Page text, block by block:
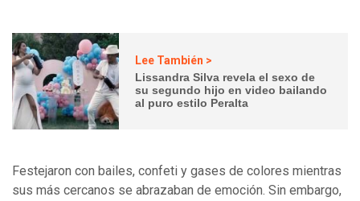
Lee También >
Lissandra Silva revela el sexo de
su segundo hijo en video bailando
al puro estilo Peralta
Festejaron con bailes, confeti y gases de colores mientras
sus más cercanos se abrazaban de emoción. Sin embargo,